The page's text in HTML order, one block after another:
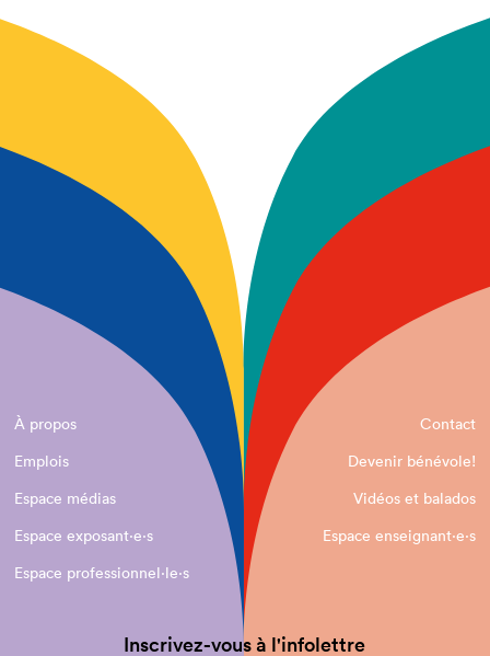
À propos
Contact
Emplois
Devenir bénévole!
Espace médias
Vidéos et balados
Espace exposant·e⋅s
Espace enseignant·e⋅s
Espace professionnel·le⋅s
Inscrivez-vous à l'infolettre